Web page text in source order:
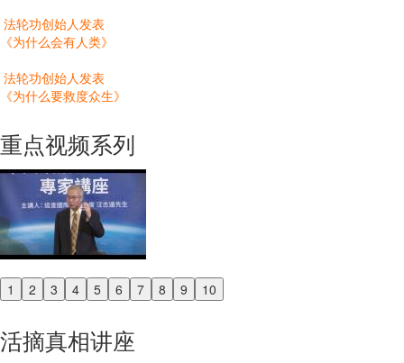
法轮功创始人发表
《为什么会有人类》
法轮功创始人发表
《为什么要救度众生》
重点视频系列
1 2 3 4 5 6 7 8 9 10
Previous
活摘真相讲座